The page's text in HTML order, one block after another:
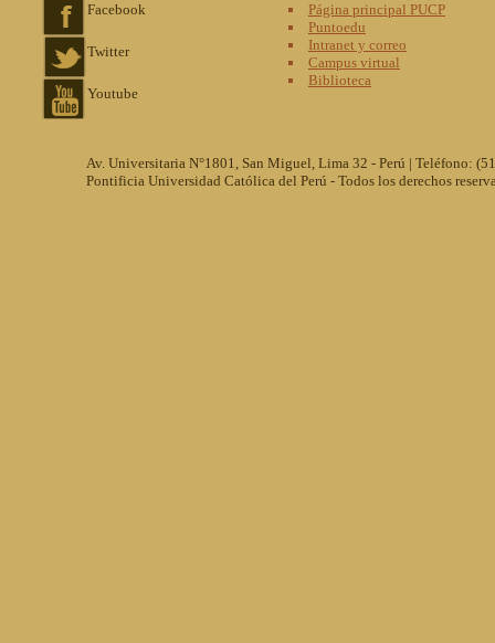
Facebook
Twitter
Youtube
Página principal PUCP
Puntoedu
Intranet y correo
Campus virtual
Biblioteca
Av. Universitaria N°1801, San Miguel, Lima 32 - Perú | Teléfono:
Pontificia Universidad Católica del Perú - Todos los derechos